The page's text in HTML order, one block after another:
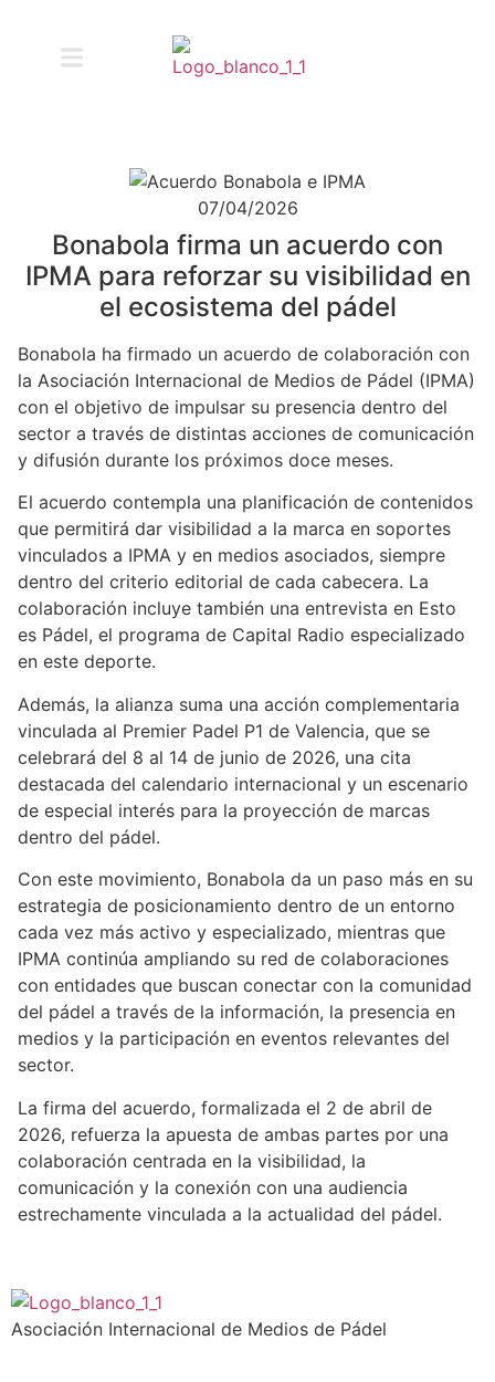
07/04/2026
Bonabola firma un acuerdo con
IPMA para reforzar su visibilidad en
el ecosistema del pádel
Bonabola ha firmado un acuerdo de colaboración con
la Asociación Internacional de Medios de Pádel (IPMA)
con el objetivo de impulsar su presencia dentro del
sector a través de distintas acciones de comunicación
y difusión durante los próximos doce meses.
El acuerdo contempla una planificación de contenidos
que permitirá dar visibilidad a la marca en soportes
vinculados a IPMA y en medios asociados, siempre
dentro del criterio editorial de cada cabecera. La
colaboración incluye también una entrevista en Esto
es Pádel, el programa de Capital Radio especializado
en este deporte.
Además, la alianza suma una acción complementaria
vinculada al Premier Padel P1 de Valencia, que se
celebrará del 8 al 14 de junio de 2026, una cita
destacada del calendario internacional y un escenario
de especial interés para la proyección de marcas
dentro del pádel.
Con este movimiento, Bonabola da un paso más en su
estrategia de posicionamiento dentro de un entorno
cada vez más activo y especializado, mientras que
IPMA continúa ampliando su red de colaboraciones
con entidades que buscan conectar con la comunidad
del pádel a través de la información, la presencia en
medios y la participación en eventos relevantes del
sector.
La firma del acuerdo, formalizada el 2 de abril de
2026, refuerza la apuesta de ambas partes por una
colaboración centrada en la visibilidad, la
comunicación y la conexión con una audiencia
estrechamente vinculada a la actualidad del pádel.
Asociación Internacional de Medios de Pádel